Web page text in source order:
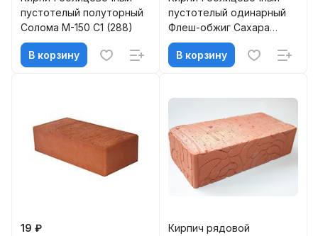
пустотелый полуторный
Солома M-150 С1 (288)
В корзину
пустотелый одинарный
Флеш-обжиг Сахара
М-150-175 МАГМА
В корзину
19 ₽
Кирпич рядовой